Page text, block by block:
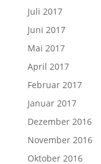
Juli 2017
Juni 2017
Mai 2017
April 2017
Februar 2017
Januar 2017
Dezember 2016
November 2016
Oktober 2016